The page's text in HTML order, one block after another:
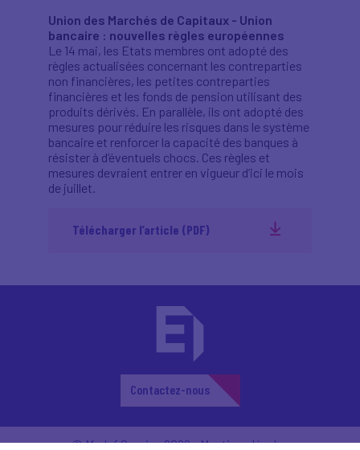
Union des Marchés de Capitaux - Union
bancaire : nouvelles règles européennes
Le 14 mai, les Etats membres ont adopté des
règles actualisées concernant les contreparties
non financières, les petites contreparties
financières et les fonds de pension utilisant des
produits dérivés. En parallèle, ils ont adopté des
mesures pour réduire les risques dans le système
bancaire et renforcer la capacité des banques à
résister à d’éventuels chocs. Ces règles et
mesures devraient entrer en vigueur d’ici le mois
de juillet.
Télécharger l’article (PDF)
Contactez-nous
© Medef Corsica 2026 -Mentions légales